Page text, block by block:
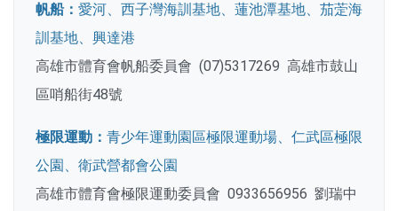
帆船： 愛河、西子灣海訓基地、蓮池潭基地、茄萣海
訓基地、興達港
高雄市體育會帆船委員會 (07)5317269 高雄市鼓山
區哨船街48號
極限運動： 青少年運動園區極限運動場、仁武區極限
公園、衛武營都會公園
高雄市體育會極限運動委員會 0933656956 劉瑞中